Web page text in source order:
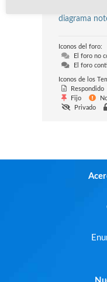
diagrama
Iconos del foro:
El foro no
El foro
Iconos de los
Respondido
Fijo
Privado